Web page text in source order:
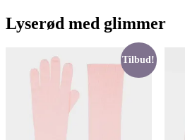
Lyserød med glimmer
Tilbud!